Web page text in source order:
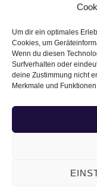
Um dir ein optimales
Cookies, um
Wenn du diesen
Surfverhalten oder
deine Zustimmung nicht
Merkmale und